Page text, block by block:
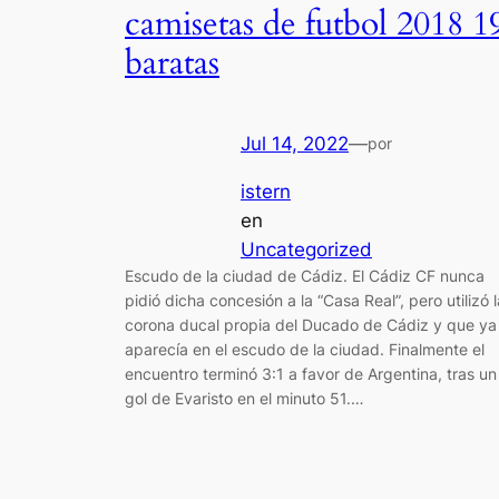
camisetas de futbol 2018
baratas
Jul 14, 2022—por
istern
en
Uncategorized
Escudo de la ciudad de Cádiz. El Cádiz CF nunca
pidió dicha concesión a la “Casa Real”, pero utilizó
corona ducal propia del Ducado de Cádiz y que ya
aparecía en el escudo de la ciudad. Finalmente el
encuentro terminó 3:1 a favor de Argentina, tras un
gol de Evaristo en el minuto 51.…